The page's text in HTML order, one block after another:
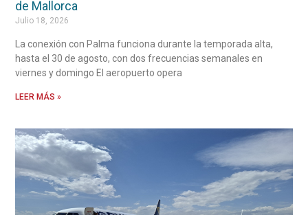
de Mallorca
Julio 18, 2026
La conexión con Palma funciona durante la temporada alta,
hasta el 30 de agosto, con dos frecuencias semanales en
viernes y domingo El aeropuerto opera
LEER MÁS »